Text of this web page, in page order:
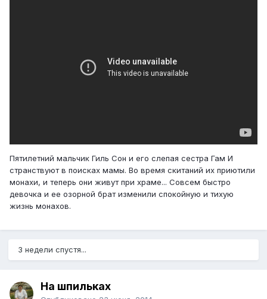
Пятилетний мальчик Гиль Сон и его слепая сестра Гам И
странствуют в поисках мамы. Во время скитаний их приютили
монахи, и теперь они живут при храме... Совсем быстро
девочка и ее озорной брат изменили спокойную и тихую
жизнь монахов.
3 недели спустя...
На шпильках